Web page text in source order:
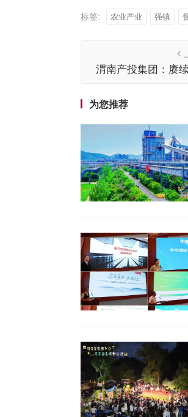
标签: 农业产业 强镇
渭南产投集团：赓
为您推荐